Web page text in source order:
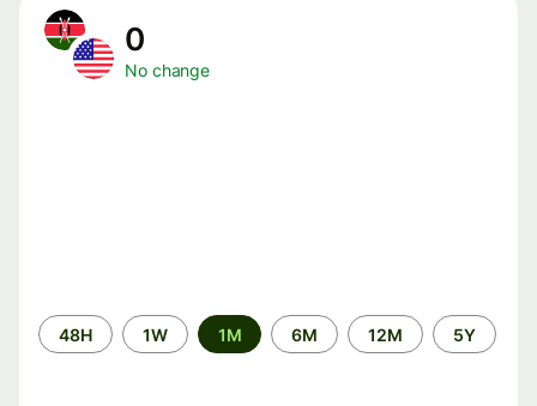
0
No change
Time
period
48H 1W 1M 6M 12M 5Y